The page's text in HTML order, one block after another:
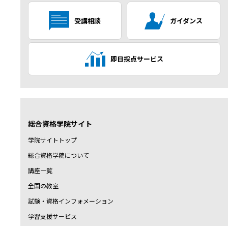
受講相談 ガイダンス
即日採点サービス
総合資格学院サイト
学院サイトトップ
総合資格学院について
講座一覧
全国の教室
試験・資格インフォメーション
学習支援サービス